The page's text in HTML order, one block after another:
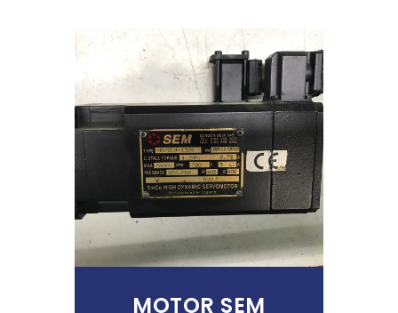
Añadir Al Carrito
MOTOR SEM